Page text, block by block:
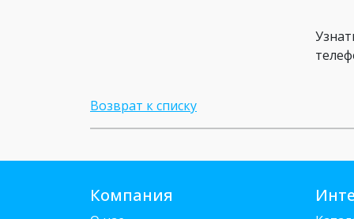
Возврат к списку
Компания